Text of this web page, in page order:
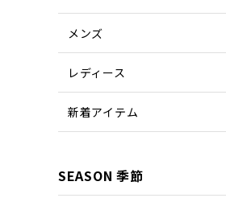
メンズ
レディース
新着アイテム
SEASON 季節